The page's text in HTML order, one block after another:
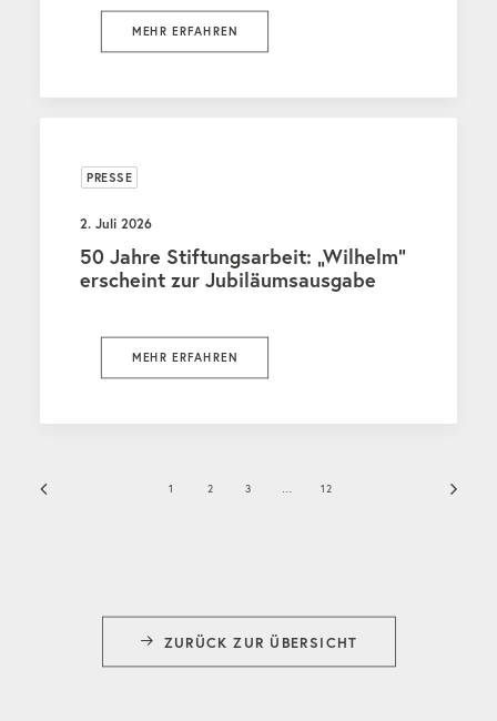
MEHR ERFAHREN
PRESSE
2. Juli 2026
50 Jahre Stiftungsarbeit: „Wilhelm“
erscheint zur Jubiläumsausgabe
MEHR ERFAHREN
1 2 3 12
ZURÜCK ZUR ÜBERSICHT